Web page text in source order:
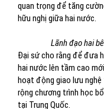
quan trọng để tăng
hữu nghị giữa hai nước.
Lãnh đạo hai
Đại sứ cho rằng để đưa
hai nước lên tầm cao
hoạt động giao lưu
rộng chương trình học
tại Trung Quốc.